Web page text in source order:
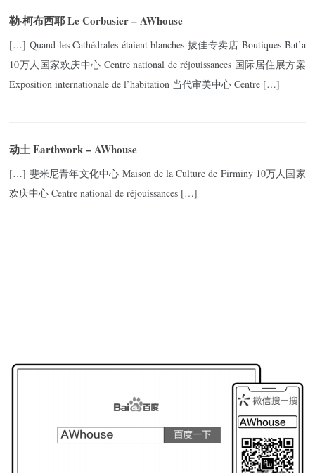
勒·柯布西耶 Le Corbusier – AWhouse
[…] Quand les Cathédrales étaient blanches 拔佳专卖店 Boutiques Bat’a
10万人国家欢庆中心 Centre national de réjouissances 国际居住展方案
Exposition internationale de l’habitation 当代审美中心 Centre […]
动土 Earthwork – AWhouse
[…] 斐米尼青年文化中心 Maison de la Culture de Firminy 10万人国家
欢庆中心 Centre national de réjouissances […]